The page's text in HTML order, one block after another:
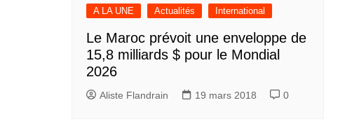
A LA UNE Actualités International
Le Maroc prévoit une enveloppe de
15,8 milliards $ pour le Mondial
2026
Aliste Flandrain 19 mars 2018 0